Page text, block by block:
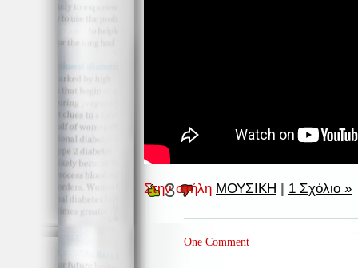
Στην στήλη ΜΟΥΣΙΚΗ | 1 Σχόλιο »
3
One Comment